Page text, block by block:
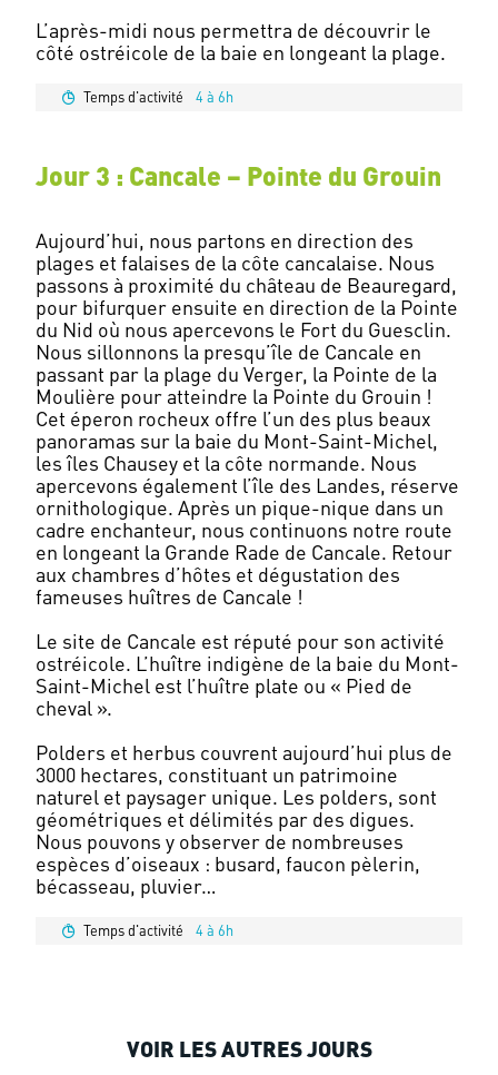
L’après-midi nous permettra de découvrir le
Temps d'activité 4 à 6h
Jour 3 : Cancale – Pointe du Grouin
Aujourd’hui, nous partons en direction des
plages et falaises de la côte cancalaise. Nous
passons à proximité du château de Beauregard,
pour bifurquer ensuite en direction de la Pointe
du Nid où nous apercevons le Fort du Guesclin.
Nous sillonnons la presqu’île de Cancale en
passant par la plage du Verger, la Pointe de la
Moulière pour atteindre la Pointe du Grouin !
Cet éperon rocheux offre l’un des plus beaux
panoramas sur la baie du Mont-Saint-Michel,
les îles Chausey et la côte normande. Nous
apercevons également l’île des Landes, réserve
ornithologique. Après un pique-nique dans un
cadre enchanteur, nous continuons notre route
en longeant la Grande Rade de Cancale. Retour
aux chambres d’hôtes et dégustation des
fameuses huîtres de Cancale !
Le site de Cancale est réputé pour son activité
ostréicole. L’huître indigène de la baie du Mont-
Saint-Michel est l’huître plate ou « Pied de
cheval ».
Polders et herbus couvrent aujourd’hui plus de
3000 hectares, constituant un patrimoine
naturel et paysager unique. Les polders, sont
géométriques et délimités par des digues.
Nous pouvons y observer de nombreuses
espèces d’oiseaux : busard, faucon pèlerin,
Temps d'activité 4 à 6h
VOIR LES AUTRES JOURS